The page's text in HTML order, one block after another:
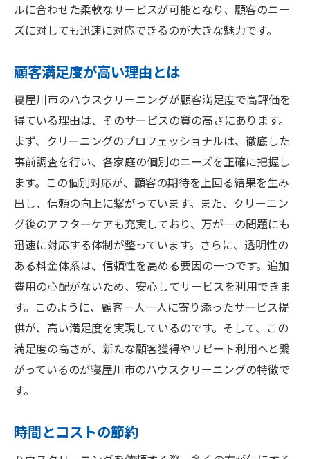
暮らしの質を向上させるヒント
寝屋川市での専門的なハウスクリーニングを活
個別ニーズに応える柔軟性
一度頼めばわかるプロの違い
長期的なコスト削減にもつながる理由
家の価値を保つためのクリーニング
安心して任せられる信頼の背景
地域密着のサポートで安心
清潔な暮らしを実現するためのハウスクリーニ
ング選び方ガイド
理想のサービスを見つけるために
比較検討の際のポイント
口コミや評判の活用法
適切なサービスプランの選び方
信頼できる業者を見極める方法
ルに合わせた柔軟なサービスが可能となり、顧客のニー
ズに対しても迅速に対応できるのが大きな魅力です。
顧客満足度が高い理由とは
寝屋川市のハウスクリーニングが顧客満足度で高評価を
得ている理由は、そのサービスの質の高さにあります。
まず、クリーニングのプロフェッショナルは、徹底した
事前調査を行い、各家庭の個別のニーズを正確に把握し
ます。この個別対応が、顧客の期待を上回る結果を生み
出し、信頼の向上に繋がっています。また、クリーニン
グ後のアフターケアも充実しており、万が一の問題にも
迅速に対応する体制が整っています。さらに、透明性の
ある料金体系は、信頼性を高める要因の一つです。追加
費用の心配がないため、安心してサービスを利用できま
す。このように、顧客一人一人に寄り添ったサービス提
供が、高い満足度を実現しているのです。そして、この
満足度の高さが、新たな顧客獲得やリピート利用へと繋
がっているのが寝屋川市のハウスクリーニングの特徴で
す。
時間とコストの節約